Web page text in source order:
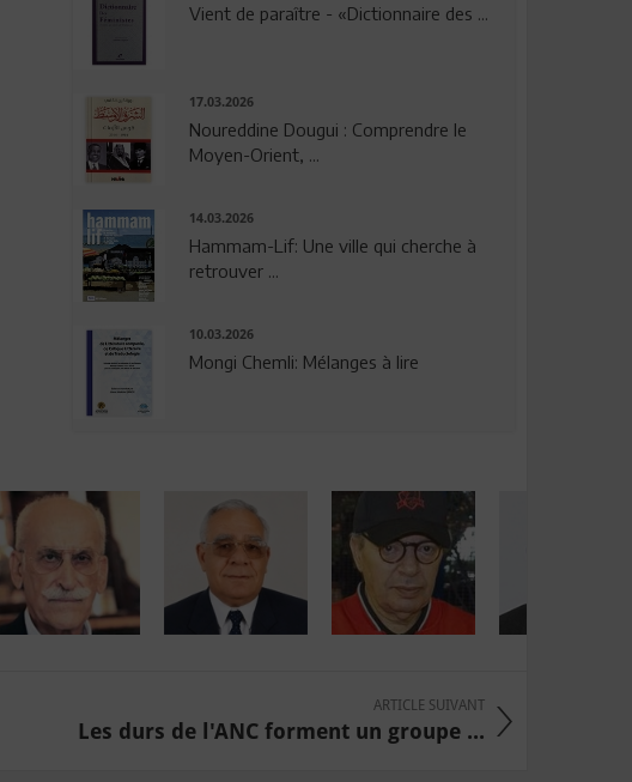
Vient de paraître - «Dictionnaire des ...
17.03.2026
Noureddine Dougui : Comprendre le
Moyen-Orient, ...
14.03.2026
Hammam-Lif: Une ville qui cherche à
retrouver ...
10.03.2026
Mongi Chemli: Mélanges à lire
ARTICLE SUIVANT
Les durs de l'ANC forment un groupe ...